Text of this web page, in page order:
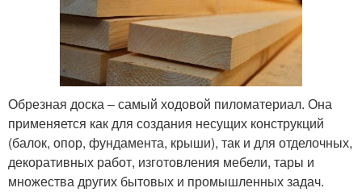
Обрезная доска – самый ходовой пиломатериал. Она
применяется как для создания несущих конструкций
(балок, опор, фундамента, крыши), так и для отделочных,
декоративных работ, изготовления мебели, тары и
множества других бытовых и промышленных задач.